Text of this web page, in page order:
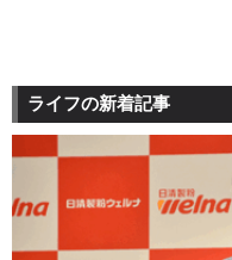
ライフの新着記事